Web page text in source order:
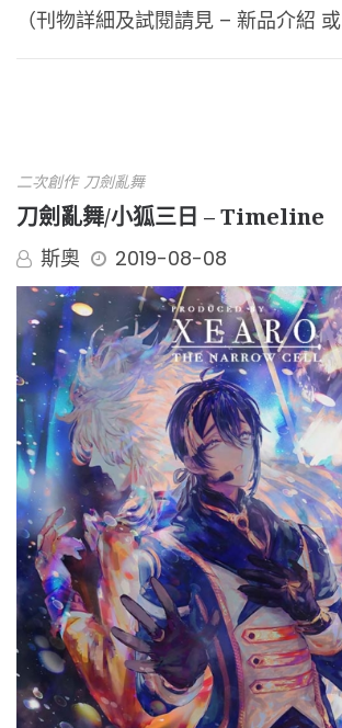
（刊物詳細及試閱請見 – 新品介紹 或
二次創作 刀劍亂舞
刀劍亂舞/小狐三日 – Timeline
斯奧 2019-08-08